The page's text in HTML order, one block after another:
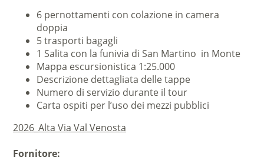
6 pernottamenti con colazione in camera
doppia
5 trasporti bagagli
1 Salita con la funivia di San Martino in Monte
Mappa escursionistica 1:25.000
Descrizione dettagliata delle tappe
Numero di servizio durante il tour
Carta ospiti per l’uso dei mezzi pubblici
2026_Alta Via Val Venosta
Fornitore: